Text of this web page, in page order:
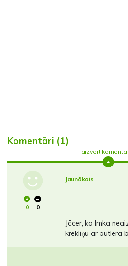
Komentāri (1)
aizvērt
0 0
Jaunākais
Jācer, ka Imka
krekliņu ar putlera